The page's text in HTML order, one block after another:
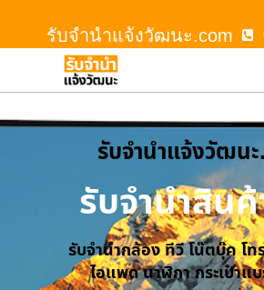
รับจํานําแจ้งวัฒนะ.com
รับจํานําแจ้งวัฒน
รับจำนำสินค้
รับจำนำกล้อง ทีวี โน๊ตบุ๊ค โ
ไอแพด นาฬิกา กระเป๋าแ